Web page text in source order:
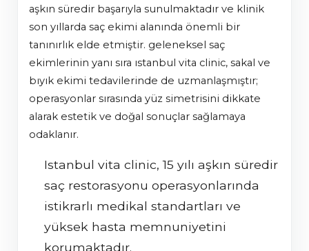
aşkın süredir başarıyla sunulmaktadır ve klinik
son yıllarda saç ekimi alanında önemli bir
tanınırlık elde etmiştir. geleneksel saç
ekimlerinin yanı sıra istanbul vita clinic, sakal ve
bıyık ekimi tedavilerinde de uzmanlaşmıştır;
operasyonlar sırasında yüz simetrisini dikkate
alarak estetik ve doğal sonuçlar sağlamaya
odaklanır.
istanbul vita clinic, 15 yılı aşkın süredir
saç restorasyonu operasyonlarında
istikrarlı medikal standartları ve
yüksek hasta memnuniyetini
korumaktadır.